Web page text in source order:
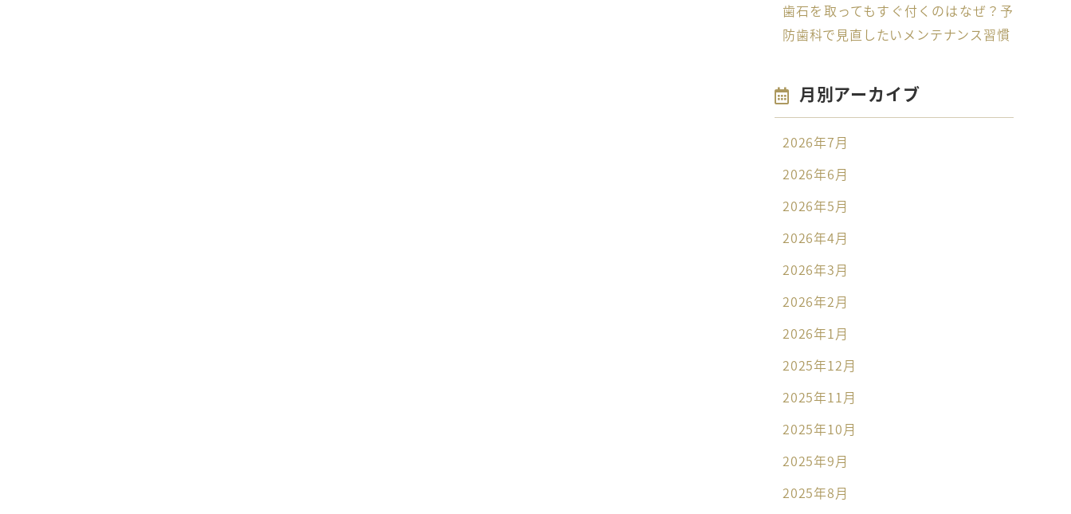
歯石を取ってもすぐ付くのはなぜ？予
防歯科で見直したいメンテナンス習慣
月別アーカイブ
2026年7月
2026年6月
2026年5月
2026年4月
2026年3月
2026年2月
2026年1月
2025年12月
2025年11月
2025年10月
2025年9月
2025年8月